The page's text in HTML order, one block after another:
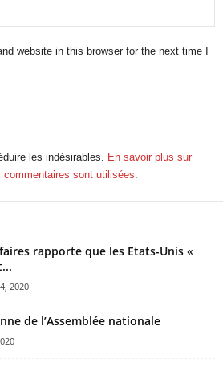
website in this browser for the next time I
les indésirables. En savoir plus sur
sont utilisées.
rapporte que les Etats-Unis «
2020
de l’Assemblée nationale